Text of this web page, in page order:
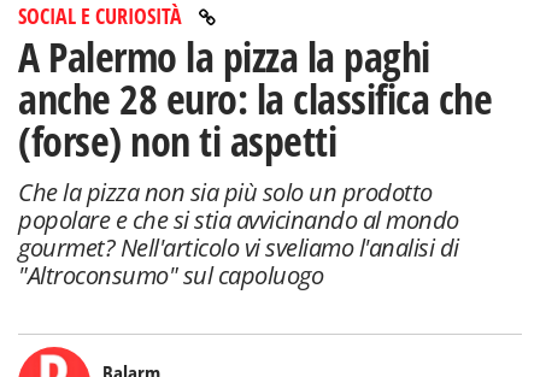
SOCIAL E CURIOSITÀ
A Palermo la pizza la paghi
anche 28 euro: la classifica che
(forse) non ti aspetti
Che la pizza non sia più solo un prodotto
popolare e che si stia avvicinando al mondo
gourmet? Nell'articolo vi sveliamo l'analisi di
"Altroconsumo" sul capoluogo